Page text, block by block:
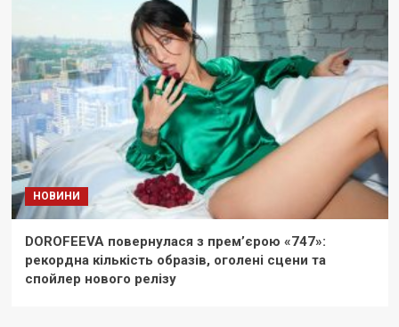
НОВИНИ
DOROFEEVA повернулася з прем’єрою «747»:
рекордна кількість образів, оголені сцени та
спойлер нового релізу